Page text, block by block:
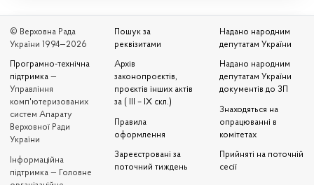
© Верховна Рада
України 1994—2026
Програмно-технічна
підтримка —
Управління
комп'ютеризованих
систем Апарату
Верховної Ради
України
Iнформаційна
підтримка — Головне
Пошук за
реквізитами
Архів
законопроєктів,
проєктів інших актів
за ( III – IX скл.)
Правила
оформлення
Зареєстровані за
поточний тиждень
Надано народним
депутатам України
Надано народним
депутатам України
документів до ЗП
Знаходяться на
опрацюванні в
комітетах
Прийняті на поточній
сесії